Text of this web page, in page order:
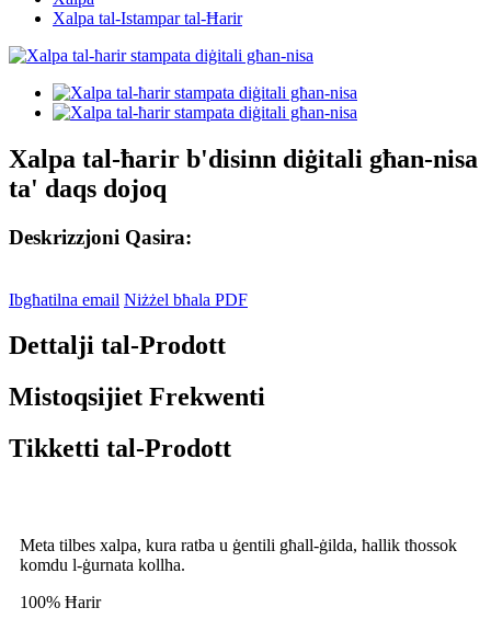
Xalpa tal-Istampar tal-Ħarir
Xalpa tal-ħarir b'disinn diġitali għan-nisa
ta' daqs dojoq
Deskrizzjoni Qasira:
Ibgħatilna email Niżżel bħala PDF
Dettalji tal-Prodott
Mistoqsijiet Frekwenti
Tikketti tal-Prodott
Meta tilbes xalpa, kura ratba u ġentili għall-ġilda, ħallik tħossok
komdu l-ġurnata kollha.
100% Ħarir